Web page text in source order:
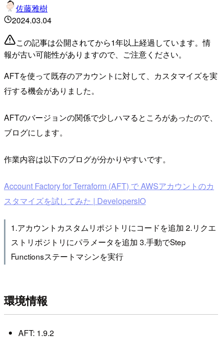
佐藤雅樹
2024.03.04
この記事は公開されてから1年以上経過しています。情
報が古い可能性がありますので、ご注意ください。
AFTを使って既存のアカウントに対して、カスタマイズを実
行する機会がありました。
AFTのバージョンの関係で少しハマるところがあったので、
ブログにします。
作業内容は以下のブログが分かりやすいです。
Account Factory for Terraform (AFT) で AWSアカウントのカ
スタマイズを試してみた | DevelopersIO
1.アカウントカスタムリポジトリにコードを追加 2.リクエ
ストリポジトリにパラメータを追加 3.手動でStep
Functionsステートマシンを実行
環境情報
AFT: 1.9.2